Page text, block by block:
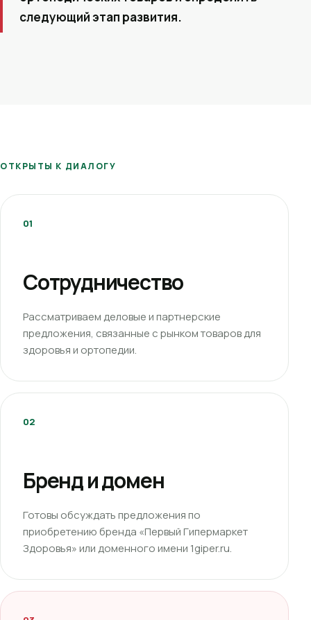
следующий этап развития.
ОТКРЫТЫ К ДИАЛОГУ
01
Сотрудничество
Рассматриваем деловые и партнерские
предложения, связанные с рынком товаров для
здоровья и ортопедии.
02
Бренд и домен
Готовы обсуждать предложения по
приобретению бренда «Первый Гипермаркет
Здоровья» или доменного имени 1giper.ru.